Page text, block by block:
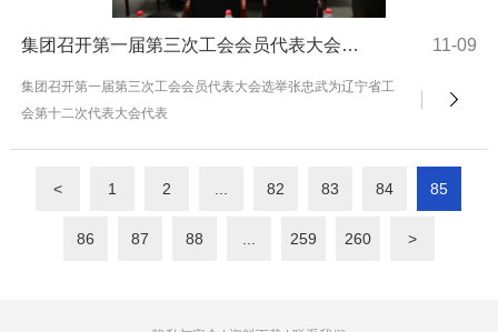
集团召开第一届第三次工会会员代表大会选举张忠武为辽宁省工会第十二次代表大会代表 11-09
集团召开第一届第三次工会会员代表大会选举张忠武为辽宁省工
会第十二次代表大会代表
< 1 2 82 83 84 85
86 87 88 259 260 >